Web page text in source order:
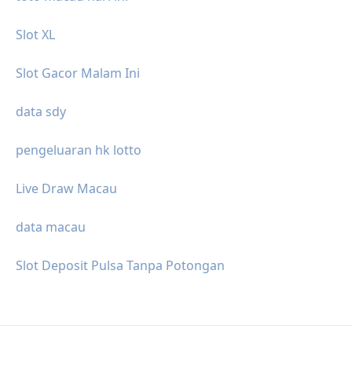
Slot XL
Slot Gacor Malam Ini
data sdy
pengeluaran hk lotto
Live Draw Macau
data macau
Slot Deposit Pulsa Tanpa Potongan